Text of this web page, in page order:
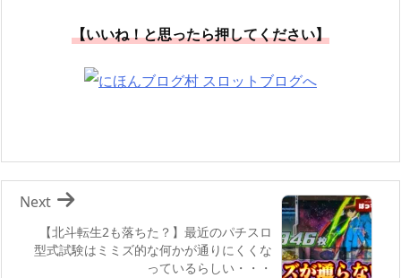
【いいね！と思ったら押してください】
【北斗転生2も落ちた？】最近のパチスロ
型式試験はミミズ的な何かが通りにくくな
っているらしい・・・
Next